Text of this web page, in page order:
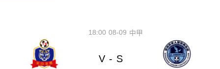
08-09
18:00 中甲
V - S